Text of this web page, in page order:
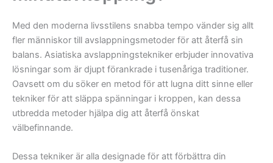
Med den moderna livsstilens snabba tempo vänder sig allt
fler människor till avslappningsmetoder för att återfå sin
balans. Asiatiska avslappningstekniker erbjuder innovativa
lösningar som är djupt förankrade i tusenåriga traditioner.
Oavsett om du söker en metod för att lugna ditt sinne eller
tekniker för att släppa spänningar i kroppen, kan dessa
utbredda metoder hjälpa dig att återfå önskat
välbefinnande.
Dessa tekniker är alla designade för att förbättra din